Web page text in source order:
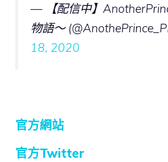
— 【配信中】
物語～
18, 2020
官方網站
官方Twitter